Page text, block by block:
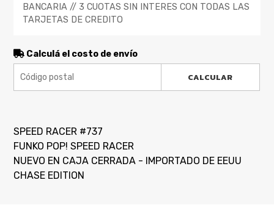
BANCARIA // 3 CUOTAS SIN INTERES CON TODAS LAS
TARJETAS DE CREDITO
Calculá el costo de envío
CALCULAR
SPEED RACER #737
FUNKO POP! SPEED RACER
NUEVO EN CAJA CERRADA - IMPORTADO DE EEUU
CHASE EDITION